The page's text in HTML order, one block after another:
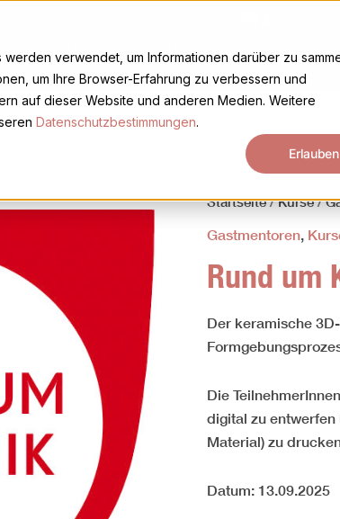
verwendet, um Informationen darüber zu
um Ihre Browser-Erfahrung zu verbessern und
auf dieser Website und anderen Medien. Weitere
Datenschutzbestimmungen.
Erlauben
Startseite/Kurse/
Gastmentoren,
Rund um
Der keramische
Die
digital zu entwerfen
Material) zu
Datum: 13.09.2025